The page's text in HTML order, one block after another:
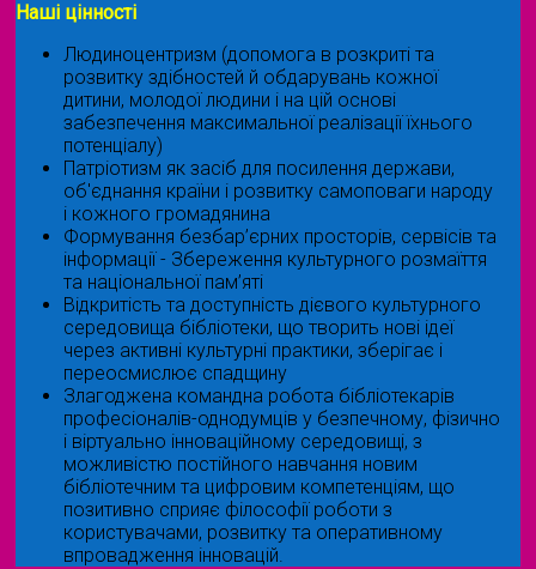
Наші цінності
Людиноцентризм (допомога в розкриті та
розвитку здібностей й обдарувань кожної
дитини, молодої людини і на цій основі
забезпечення максимальної реалізації їхнього
потенціалу)
Патріотизм як засіб для посилення держави,
об'єднання країни і розвитку самоповаги народу
і кожного громадянина
Формування безбар’єрних просторів, сервісів та
інформації - Збереження культурного розмаїття
та національної пам’яті
Відкритість та доступність дієвого культурного
середовища бібліотеки, що творить нові ідеї
через активні культурні практики, зберігає і
переосмислює спадщину
Злагоджена командна робота бібліотекарів
професіоналів-однодумців у безпечному, фізично
і віртуально інноваційному середовищі, з
можливістю постійного навчання новим
бібліотечним та цифровим компетенціям, що
позитивно сприяє філософії роботи з
користувачами, розвитку та оперативному
впровадження інновацій.